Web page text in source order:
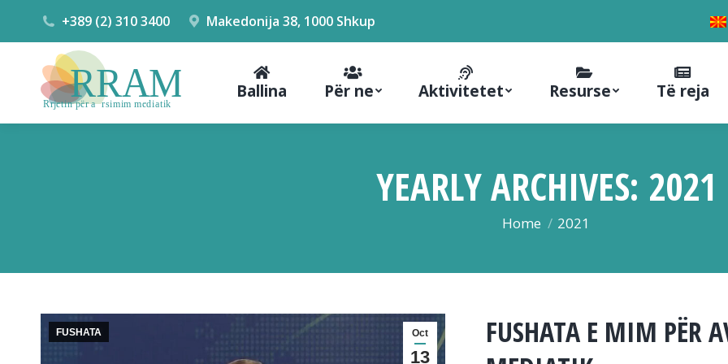
+389 (2) 310 3400 Makedonija 38, 1000 Shkup
Ballina Për ne Aktivitetet Resurse Të reja
YEARLY ARCHIVES: 2021
You are here:
Home 2021
Oct
13
FUSHATA
FUSHATA E MIM PËR